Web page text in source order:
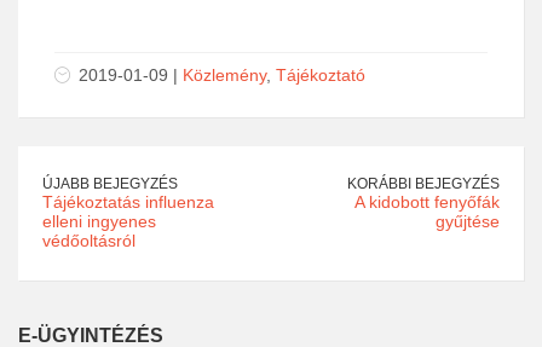
2019-01-09 | Közlemény, Tájékoztató
ÚJABB BEJEGYZÉS
Tájékoztatás influenza
elleni ingyenes
védőoltásról
KORÁBBI BEJEGYZÉS
A kidobott fenyőfák
gyűjtése
E-ÜGYINTÉZÉS